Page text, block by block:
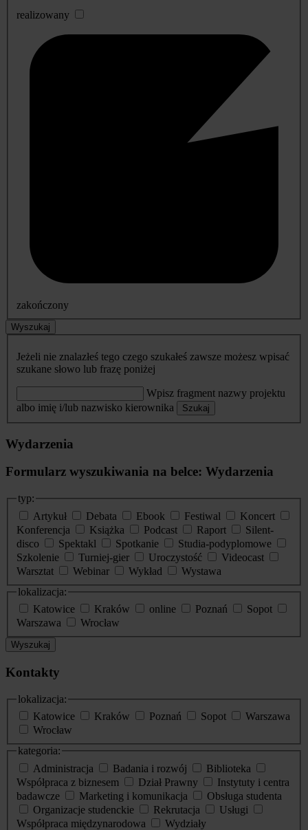
realizowany
zakończony
Wyszukaj
Jeżeli nie znalazłeś tego czego szukałeś zawsze możesz wpisać
szukane słowo lub frazę poniżej
Wpisz fragment nazwy projektu
albo imię i/lub nazwisko kierownika
Szukaj
Wydarzenia
Formularz wyszukiwania na belce: Wydarzenia
typ:
Artykuł
Debata Ebook Festiwal
Koncert
Konferencja
Książka Podcast Raport
Silent-
disco
Spektakl Spotkanie
Studia-podyplomowe
Szkolenie
Turniej-gier Uroczystość
Videocast
Warsztat
Webinar Wykład
Wystawa
lokalizacja:
Katowice
Kraków online Poznań
Sopot
Warszawa
Wrocław
Wyszukaj
Kontakty
lokalizacja:
Katowice
Kraków Poznań Sopot
Warszawa
Wrocław
kategoria:
Administracja
Badania i rozwój
Biblioteka
Współpraca z biznesem
Dział Prawny
Instytuty i centra
badawcze
Marketing i komunikacja
Obsługa studenta
Organizacje studenckie
Rekrutacja
Usługi
Współpraca międzynarodowa
Wydziały